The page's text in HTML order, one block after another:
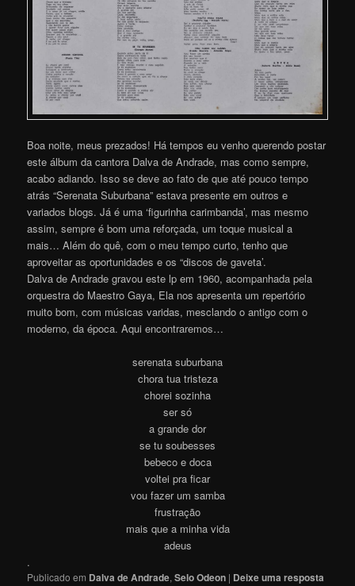
Boa noite, meus prezados! Há tempos eu venho querendo postar
este álbum da cantora Dalva de Andrade, mas como sempre,
acabo adiando. Isso se deve ao fato de que até pouco tempo
atrás “Serenata Suburbana” estava presente em outros e
variados blogs. Já é uma ‘figurinha carimbanda’, mas mesmo
assim, sempre é bom uma reforçada, um toque musical a
mais… Além do quê, com o meu tempo curto, tenho que
aproveitar as oportunidades e os “discos de gaveta’.
Dalva de Andrade gravou este lp em 1960, acompanhada pela
orquestra do Maestro Gaya, Ela nos apresenta um repertório
muito bom, com músicas varidas, mesclando o antigo com o
moderno, da época. Aqui encontraremos…
serenata suburbana
chora tua tristeza
chorei sozinha
ser só
a grande dor
se tu soubesses
bebeco e doca
voltei pra ficar
vou fazer um samba
frustração
mais que a minha vida
adeus
.
Publicado em Dalva de Andrade,Selo Odeon | Deixe uma resposta